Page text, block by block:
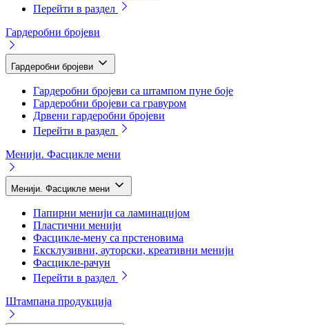
Перейти в раздел
Гардеробни бројеви
Гардеробни бројеви
Гардеробни бројеви са штампом пуне боје
Гардеробни бројеви са гравуром
Дрвени гардеробни бројеви
Перейти в раздел
Менији. Фасцикле мени
Менији. Фасцикле мени
Папирни менији са ламинацијом
Пластични менији
Фасцикле-мену са прстеновима
Ексклузивни, ауторски, креативни менији
Фасцикле-рачун
Перейти в раздел
Штампана продукција